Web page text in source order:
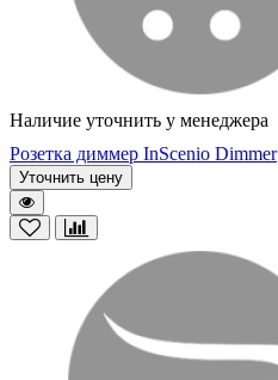
Наличие уточнить у менеджера
Розетка диммер InScenio Dimmer
Уточнить цену